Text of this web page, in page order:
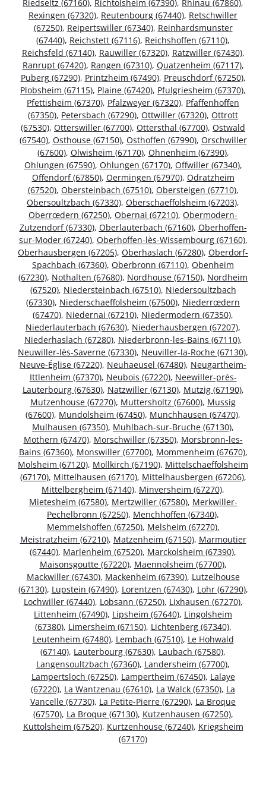
Riedseltz (67160), Richtolsheim (67390), Rhinau (67860),
Rexingen (67320), Reutenbourg (67440), Retschwiller
(67250), Reipertswiller (67340), Reinhardsmunster
(67440), Reichstett (67116), Reichshoffen (67110),
Reichsfeld (67140), Rauwiller (67320), Ratzwiller (67430),
Ranrupt (67420), Rangen (67310), Quatzenheim (67117),
Puberg (67290), Printzheim (67490), Preuschdorf (67250),
Plobsheim (67115), Plaine (67420), Pfulgriesheim (67370),
Pfettisheim (67370), Pfalzweyer (67320), Pfaffenhoffen
(67350), Petersbach (67290), Ottwiller (67320), Ottrott
(67530), Otterswiller (67700), Ottersthal (67700), Ostwald
(67540), Osthouse (67150), Osthoffen (67990), Orschwiller
(67600), Olwisheim (67170), Ohnenheim (67390),
Ohlungen (67590), Ohlungen (67170), Offwiller (67340),
Offendorf (67850), Oermingen (67970), Odratzheim
(67520), Obersteinbach (67510), Obersteigen (67710),
Obersoultzbach (67330), Oberschaeffolsheim (67203),
Oberrœdern (67250), Obernai (67210), Obermodern-
Zutzendorf (67330), Oberlauterbach (67160), Oberhoffen-
sur-Moder (67240), Oberhoffen-lès-Wissembourg (67160),
Oberhausbergen (67205), Oberhaslach (67280), Oberdorf-
Spachbach (67360), Oberbronn (67110), Obenheim
(67230), Nothalten (67680), Nordhouse (67150), Nordheim
(67520), Niedersteinbach (67510), Niedersoultzbach
(67330), Niederschaeffolsheim (67500), Niederrœdern
(67470), Niedernai (67210), Niedermodern (67350),
Niederlauterbach (67630), Niederhausbergen (67207),
Niederhaslach (67280), Niederbronn-les-Bains (67110),
Neuwiller-lès-Saverne (67330), Neuviller-la-Roche (67130),
Neuve-Église (67220), Neuhaeusel (67480), Neugartheim-
Ittlenheim (67370), Neubois (67220), Neewiller-près-
Lauterbourg (67630), Natzwiller (67130), Mutzig (67190),
Mutzenhouse (67270), Muttersholtz (67600), Mussig
(67600), Mundolsheim (67450), Munchhausen (67470),
Mulhausen (67350), Muhlbach-sur-Bruche (67130),
Mothern (67470), Morschwiller (67350), Morsbronn-les-
Bains (67360), Monswiller (67700), Mommenheim (67670),
Molsheim (67120), Mollkirch (67190), Mittelschaeffolsheim
(67170), Mittelhausen (67170), Mittelhausbergen (67206),
Mittelbergheim (67140), Minversheim (67270),
Mietesheim (67580), Mertzwiller (67580), Merkwiller-
Pechelbronn (67250), Menchhoffen (67340),
Memmelshoffen (67250), Melsheim (67270),
Meistratzheim (67210), Matzenheim (67150), Marmoutier
(67440), Marlenheim (67520), Marckolsheim (67390),
Maisonsgoutte (67220), Maennolsheim (67700),
Mackwiller (67430), Mackenheim (67390), Lutzelhouse
(67130), Lupstein (67490), Lorentzen (67430), Lohr (67290),
Lochwiller (67440), Lobsann (67250), Lixhausen (67270),
Littenheim (67490), Lipsheim (67640), Lingolsheim
(67380), Limersheim (67150), Lichtenberg (67340),
Leutenheim (67480), Lembach (67510), Le Hohwald
(67140), Lauterbourg (67630), Laubach (67580),
Langensoultzbach (67360), Landersheim (67700),
Lampertsloch (67250), Lampertheim (67450), Lalaye
(67220), La Wantzenau (67610), La Walck (67350), La
Vancelle (67730), La Petite-Pierre (67290), La Broque
(67570), La Broque (67130), Kutzenhausen (67250),
Kuttolsheim (67520), Kurtzenhouse (67240), Kriegsheim
(67170)